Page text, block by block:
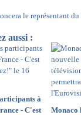
aussi :
à
- C'est
Monaco